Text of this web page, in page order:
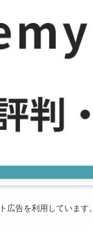
広告を利用しています